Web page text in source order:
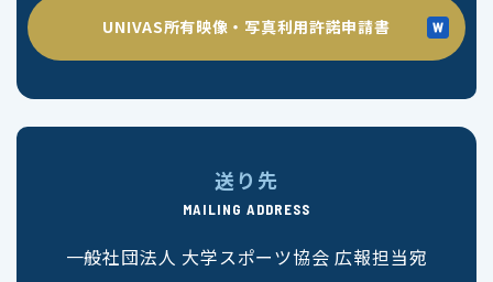
UNIVAS所有映像・写真利用許諾申請書
送り先
MAILING ADDRESS
一般社団法人 大学スポーツ協会 広報担当宛